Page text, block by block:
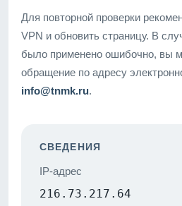
Для повторной проверки
VPN и обновить страницу. В
было применено ошибочно, вы
обращение по адресу
info@tnmk.ru.
СВЕДЕНИЯ
IP-адрес
216.73.217.64